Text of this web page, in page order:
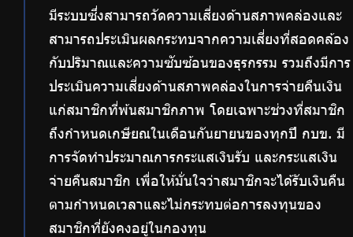
มีระบบซึ่งสามารถวัดความเสี่ยงด้านสภาพคล่องและ
สามารถประเมินผลกระทบจากความเสี่ยงที่สอดคล้อง
กับปริมาณและความซับซ้อนของธุรกรรม รวมถึงมีการ
ประเมินความเสี่ยงด้านสภาพคล่องในการจ่ายคืนเงิน
แก่สมาชิกที่พ้นสมาชิกภาพ โดยเฉพาะช่วงที่สมาชิก
ถึงกำหนดเกษียณในเดือนกันยายนของทุกปี กบข. มี
การจัดทำประมาณการกระแสเงินรับ และกระแสเงิน
จ่ายคืนสมาชิก เพื่อให้มั่นใจว่าสมาชิกจะได้รับเงินคืน
ตามกำหนดเวลาและไม่กระทบต่อการลงทุนของ
สมาชิกที่ยังคงอยู่ในกองทุน